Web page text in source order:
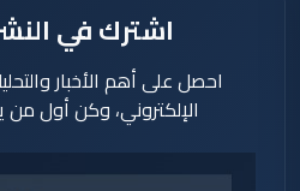
اشترك في
احصل على أهم الأخبار
الإلكتروني، وكن أول من